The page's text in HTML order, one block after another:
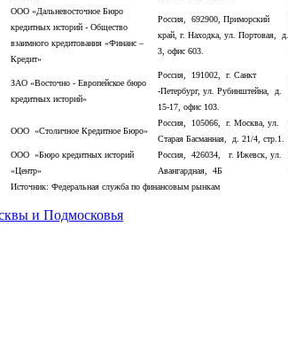
ООО «Дальневосточное Бюро
кредитных историй - Общество
взаимного кредитования «Финанс –
Кредит»
Россия, 692900, Приморский
край, г. Находка, ул. Портовая, д.
3, офис 603.
ЗАО «Восточно - Европейское бюро
кредитных историй»
Россия, 191002, г. Санкт
-Петербург, ул. Рубинштейна, д.
15-17, офис 103.
ООО «Столичное Кредитное Бюро»
Россия, 105066, г. Москва, ул.
Старая Басманная, д. 21/4, стр.1.
ООО «Бюро кредитных историй
«Центр»
Россия, 426034, г. Ижевск, ул.
Авангардная, 4Б
Источник: Федеральная служба по финансовым рынкам
и Подмосковья